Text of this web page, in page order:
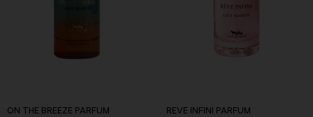
ON THE BREEZE PARFUM
REVE INFINI PARFUM